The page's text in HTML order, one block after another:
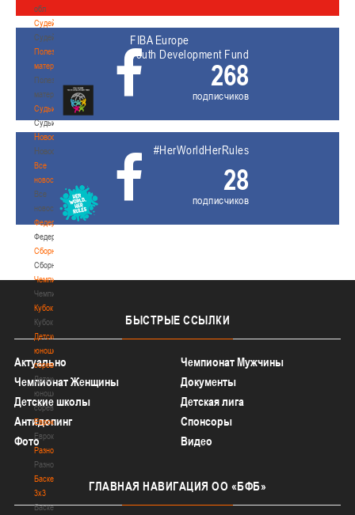
обл
Судейство
Судейство
Полезные
материалы
Полезные
материалы
Судьи
Судьи
Новости
Новости
Все
новости
Все
новости
Федерация
Федерация
Сборные
Сборные
Чемпионат
Чемпионат
Кубок
Кубок
Детско-
юношеские
соревнования
Детско-
юношеские
соревнования
Еврокубки
Еврокубки
Разное
Разное
Баскетбол
3х3
Баскетбол
FIBA Europe
Youth Development Fund
268
подписчиков
#HerWorldHerRules
28
подписчиков
БЫСТРЫЕ ССЫЛКИ
Актуально
Чемпионат Мужчины
Чемпионат Женщины
Документы
Детские школы
Детская лига
Антидопинг
Спонсоры
Фото
Видео
ГЛАВНАЯ НАВИГАЦИЯ ОО «БФБ»